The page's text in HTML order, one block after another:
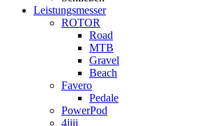
Leistungsmesser
ROTOR
Road
MTB
Gravel
Beach
Favero
Pedale
PowerPod
4iiii